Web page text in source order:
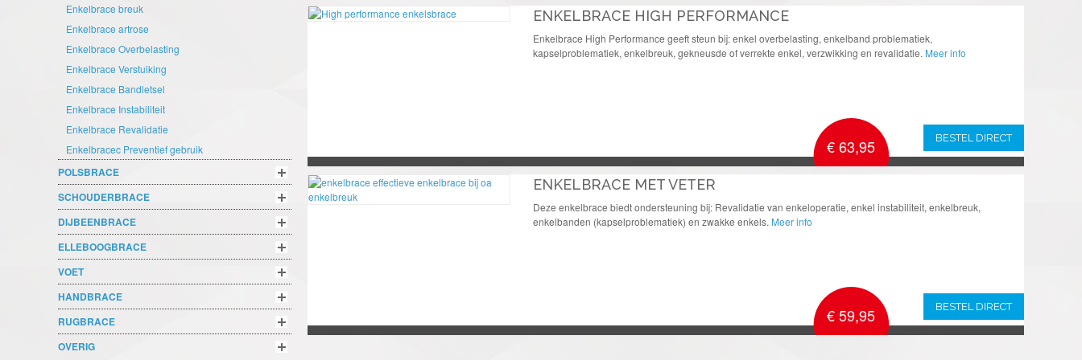
Enkelbrace breuk
Enkelbrace artrose
Enkelbrace Overbelasting
Enkelbrace Verstuiking
Enkelbrace Bandletsel
Enkelbrace Instabiliteit
Enkelbrace Revalidatie
Enkelbracec Preventief gebruik
POLSBRACE
SCHOUDERBRACE
DIJBEENBRACE
ELLEBOOGBRACE
VOET
HANDBRACE
RUGBRACE
OVERIG
ENKELBRACE HIGH PERFORMANCE
Enkelbrace High Performance geeft steun bij: enkel overbelasting, enkelband problematiek,
kapselproblematiek, enkelbreuk, gekneusde of verrekte enkel, verzwikking en revalidatie. Meer info
€ 63,95 BESTEL DIRECT
ENKELBRACE MET VETER
Deze enkelbrace biedt ondersteuning bij: Revalidatie van enkeloperatie, enkel instabiliteit, enkelbreuk,
enkelbanden (kapselproblematiek) en zwakke enkels. Meer info
€ 59,95 BESTEL DIRECT